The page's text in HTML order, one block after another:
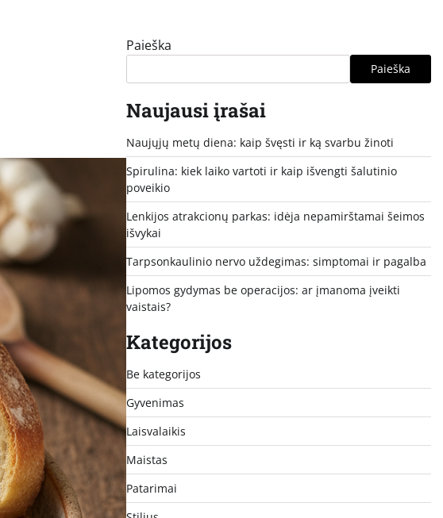
Paieška
Paieška
Naujausi įrašai
Naujųjų metų diena: kaip švęsti ir ką svarbu žinoti
Spirulina: kiek laiko vartoti ir kaip išvengti šalutinio
poveikio
Lenkijos atrakcionų parkas: idėja nepamirštamai šeimos
išvykai
Tarpsonkaulinio nervo uždegimas: simptomai ir pagalba
Lipomos gydymas be operacijos: ar įmanoma įveikti
vaistais?
Kategorijos
Be kategorijos
Gyvenimas
Laisvalaikis
Maistas
Patarimai